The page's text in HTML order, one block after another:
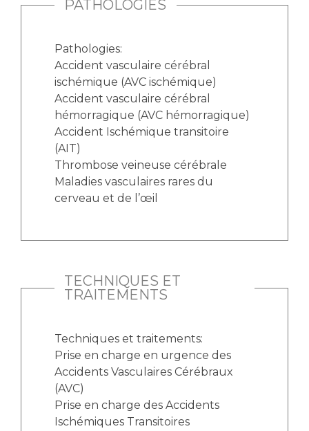
PATHOLOGIES
Pathologies:
Accident vasculaire cérébral
ischémique (AVC ischémique)
Accident vasculaire cérébral
hémorragique (AVC hémorragique)
Accident Ischémique transitoire
(AIT)
Thrombose veineuse cérébrale
Maladies vasculaires rares du
cerveau et de l’œil
TECHNIQUES ET
TRAITEMENTS
Techniques et traitements:
Prise en charge en urgence des
Accidents Vasculaires Cérébraux
(AVC)
Prise en charge des Accidents
Ischémiques Transitoires